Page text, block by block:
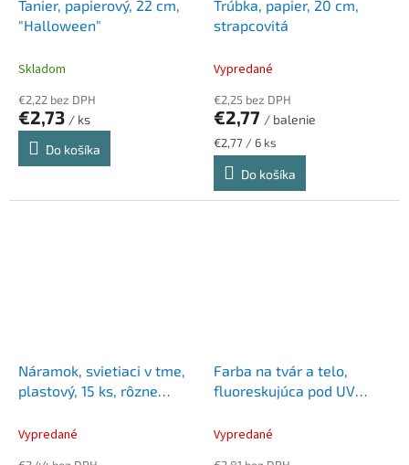
Tanier, papierový, 22 cm,
"Halloween"
Skladom
€2,22 bez DPH
€2,73 / ks
Do košíka
Trúbka, papier, 20 cm,
strapcovitá
Vypredané
€2,25 bez DPH
€2,77 / balenie
Jednotková
cena:
€2,77 / 6 ks
Do košíka
Náramok, svietiaci v tme,
plastový, 15 ks, rôzne
Vypredané
Farba na tvár a telo,
fluoreskujúca pod UV
biela
Vypredané